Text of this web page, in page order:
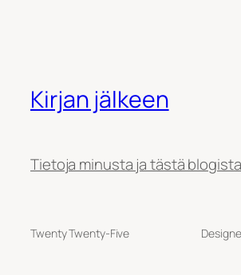
Kirjan jälkeen
Tietoja minusta ja tästä blogista
Twenty Twenty-Five